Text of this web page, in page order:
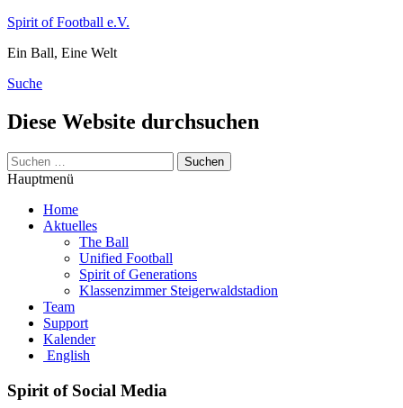
Zum
springen
Spirit of Football e.V.
Ein Ball, Eine Welt
Suche
Diese Website durchsuchen
Suchen
nach:
Hauptmenü
Home
Aktuelles
The Ball
Unified Football
Spirit of Generations
Klassenzimmer Steigerwaldstadion
Team
Support
Kalender
English
Spirit of Social Media